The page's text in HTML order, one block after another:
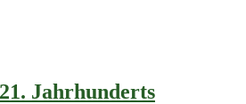
Jahrhunderts